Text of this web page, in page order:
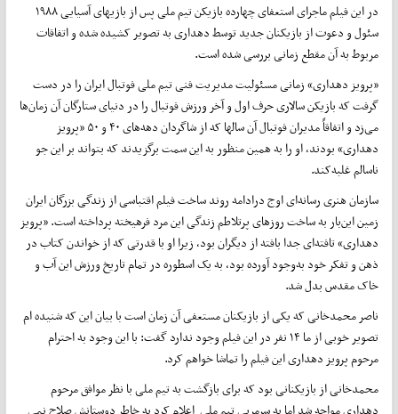
در این فیلم ماجرای استعفای چهارده بازیکن تیم ملی پس از بازیهای آسیایی ۱۹۸۸
سئول و دعوت از بازیکنان جدید توسط دهداری به تصویر کشیده شده و اتفاقات
مربوط به آن مقطع زمانی بررسی شده است.
«پرویز دهداری» زمانی مسئولیت مدیریت فنی تیم ملی فوتبال ایران را در دست
گرفت که بازیکن سالاری حرف اول و آخر ورزش فوتبال را در دنیای ستارگان آن زمان‌ها
می‌زد و اتفاقاً مدیران فوتبال آن سالها که از شاگردان دهه‌های ۴۰ و ۵۰ «پرویز
دهداری» بودند، او را به همین منظور به این سمت برگزیدند که بتواند بر این جو
ناسالم غلبه‌کند.
سازمان هنری رسانه‌ای اوج درادامه روند ساخت فیلم اقتباسی از زندگی بزرگان ایران
زمین این‌بار به ساخت روزهای پرتلاطم زندگی این مرد فرهیخته پرداخته است. «پرویز
دهداری» تافته‌ای جدا بافته از دیگران بود، زیرا او با قدرتی که از خواندن کتاب در
ذهن و تفکر خود به‌وجود آورده بود، به یک اسطوره در تمام تاریخ ورزش این آب و
خاک مقدس بدل شد.
ناصر محمدخانی که یکی از بازیکنان مستعفی آن زمان است با بیان این که شنیده ام
تصویر خوبی از ما ۱۴ نفر در این فیلم وجود ندارد گفت: با این وجود به احترام
مرحوم پرویز دهداری این فیلم را تماشا خواهم کرد.
محمدخانی از بازیکنانی بود که برای بازگشت به تیم ملی با نظر موافق مرحوم